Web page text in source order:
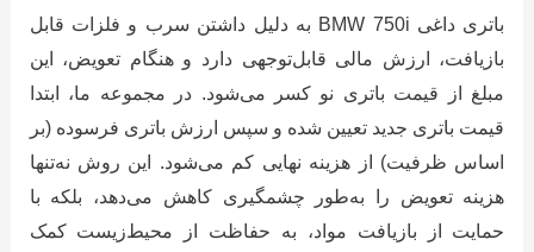
باتری داغی BMW 750i به دلیل داشتن سرب و فلزات قابل
بازیافت، ارزش مالی قابل‌توجهی دارد و هنگام تعویض، این
مبلغ از قیمت باتری نو کسر می‌شود. در مجموعه ما، ابتدا
قیمت باتری جدید تعیین شده و سپس ارزش باتری فرسوده (بر
اساس ظرفیت) از هزینه نهایی کم می‌شود. این روش نه‌تنها
هزینه تعویض را به‌طور چشمگیری کاهش می‌دهد، بلکه با
حمایت از بازیافت مواد، به حفاظت از محیط‌زیست کمک